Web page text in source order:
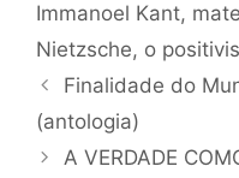
Immanoel Kant,
Nietzsche, o
Finalidade do
(antologia)
A VERDADE